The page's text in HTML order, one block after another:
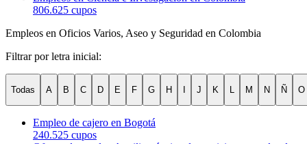
806.625 cupos
Empleos en Oficios Varios, Aseo y Seguridad en Colombia
Filtrar por letra inicial:
Todas A B C D E F G H J K M N Ñ O
Empleo de cajero en Bogotá
240.525 cupos